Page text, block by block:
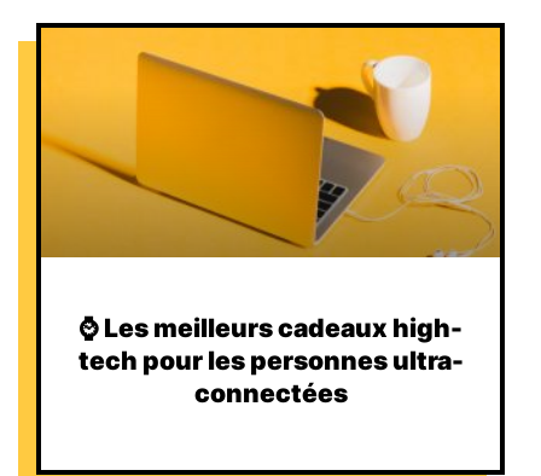
⌚️ Les meilleurs cadeaux high-
tech pour les personnes ultra-
connectées